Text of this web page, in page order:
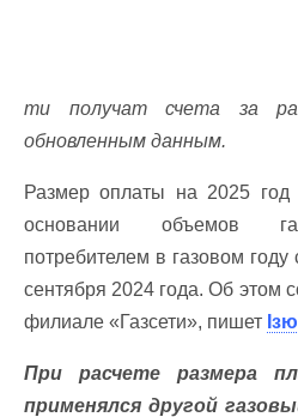
ти получат счета за
обновленным данным.
Размер оплаты на 2025 год
основании объемов
потребителем в газовом
сентября 2024 года. Об этом
филиале «Газсети», пишет
При расчете размера
применялся другой